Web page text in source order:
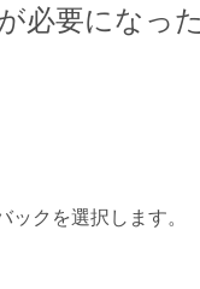
必要になっ
クを選択します。